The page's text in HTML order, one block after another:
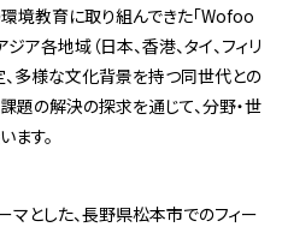
境教育に取り組んできた「Wofoo
ア各地域（日本、香港、タイ、フィリ
、多様な文化背景を持つ同世代との
の解決の探求を通じて、分野・世
ます。
とした、長野県松本市でのフィー